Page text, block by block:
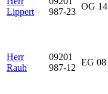
Lippert
987-23
OG 14
Herr
Rauh
09201
987-12
EG 08